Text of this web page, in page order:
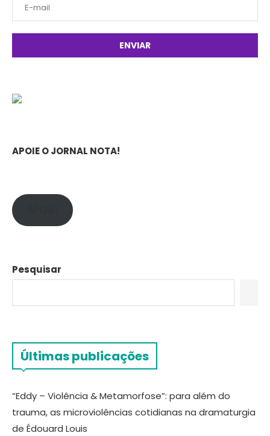
APOIE O JORNAL NOTA!
Pesquisar
Últimas publicações
“Eddy – Violência & Metamorfose”: para além do
trauma, as microviolências cotidianas na dramaturgia
de Édouard Louis